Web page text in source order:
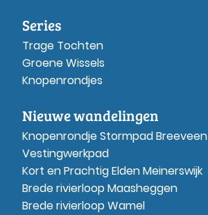
Series
Trage Tochten
Groene Wissels
Knopenrondjes
Nieuwe wandelingen
Knopenrondje Stormpad Breeveen
Vestingwerkpad
Kort en Prachtig Elden Meinerswijk
Brede rivierloop Maasheggen
Brede rivierloop Wamel